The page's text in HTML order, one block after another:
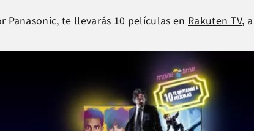
te llevarás 10 películas en Rakuten TV,